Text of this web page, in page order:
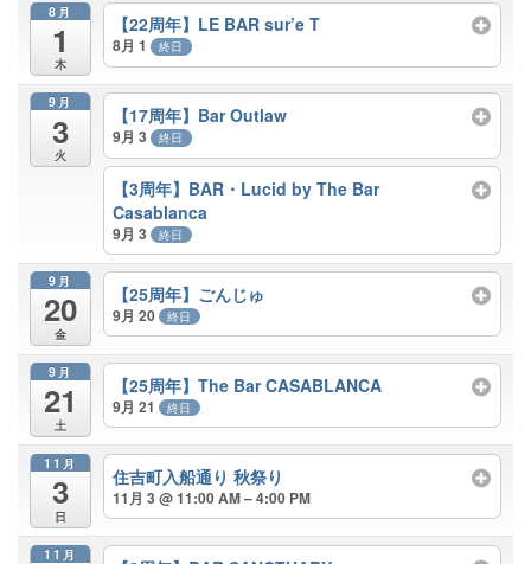
8月
1
木
【22周年】LE BAR sur’e T
8月 1 終日
9月
3
火
【17周年】Bar Outlaw
9月 3 終日
【3周年】BAR・Lucid by The Bar
Casablanca
9月 3 終日
9月
20
金
【25周年】ごんじゅ
9月 20 終日
9月
21
土
【25周年】The Bar CASABLANCA
9月 21 終日
11月
3
日
住吉町入船通り 秋祭り
11月 3 @ 11:00 AM – 4:00 PM
11月